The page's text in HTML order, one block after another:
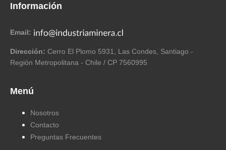
Información
Email:
Dirección: Cerro El Plomo 5931, Las Condes, Santiago -
Región Metropolitana - Chile / CP 7560995
Menú
Nosotros
Contacto
Preguntas Frecuentes